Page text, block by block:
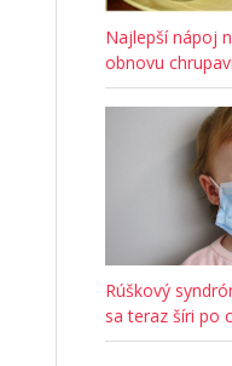
Najlepší nápoj
obnovu
Rúškový
sa teraz šíri po